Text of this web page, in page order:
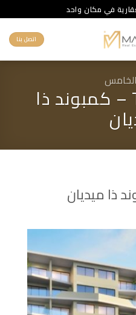
في مكان واحد
اتصل بنا
THE MEDIAN – كمبوند ذا